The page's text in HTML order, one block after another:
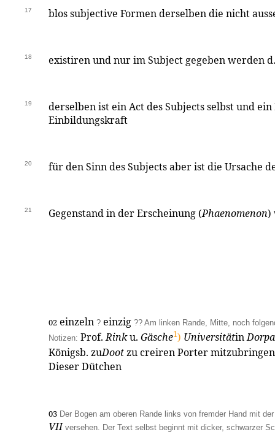
17 blos subjective Formen derselben die nicht
18 existiren und nur im Subject gegeben werden
19
derselben ist ein Act des Subjects selbst und
Einbildungskraft
20 für den Sinn des Subjects aber ist die Ursache
21 Gegenstand in der Erscheinung (Phaenomenon)
02 einzeln ? einzig ?? Am linken Rande, Mitte, noch
Notizen: Prof.Rinku. Gäsche1) Universitätin
Königsb. zuDootzu creiren Porter
Dieser Dütchen
03 Der Bogen am oberen Rande links von fremder Hand mit
VII versehen. Der Text selbst beginnt mit dicker, schwarzer